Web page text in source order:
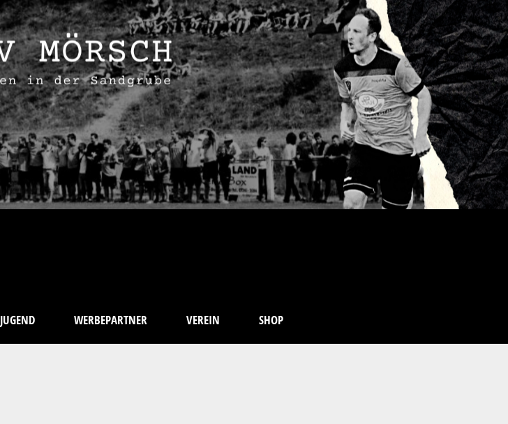
JUGEND WERBEPARTNER VEREIN SHOP